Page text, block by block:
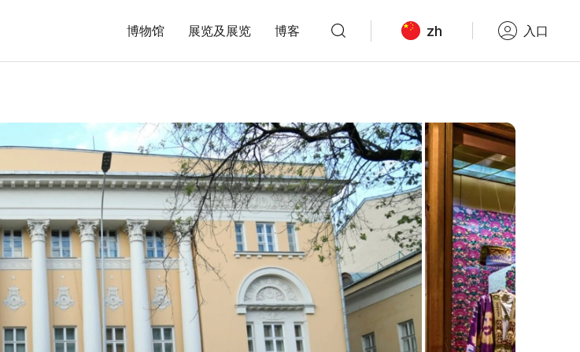
博物馆 展览及展览 博客 zh 入口